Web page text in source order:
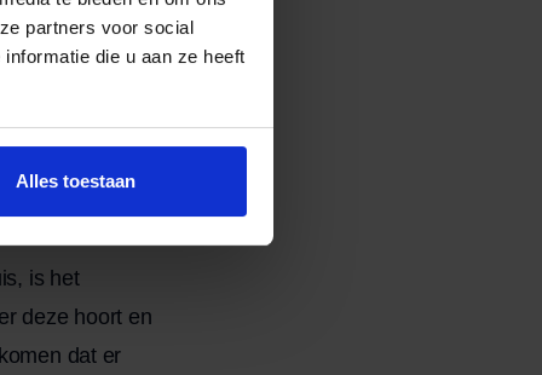
partners voor social
die u aan ze heeft
Alles toestaan
de jaren heen.
hebt en
maar
is het
deze hoort en
dat er